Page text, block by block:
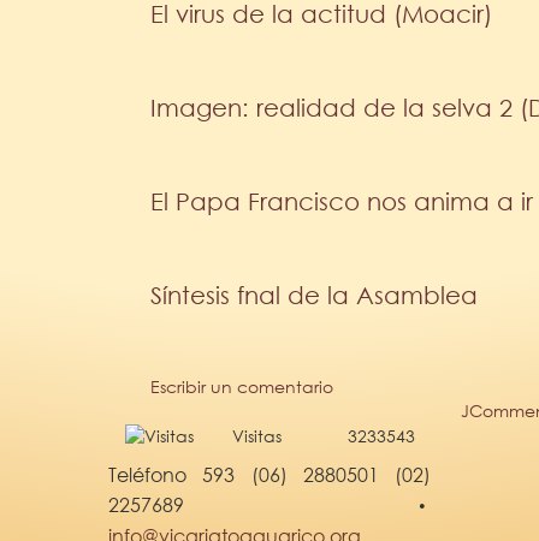
El virus de la actitud (Moacir)
Imagen: realidad de la selva 2
El Papa Francisco nos anima a
Síntesis fnal de la Asamblea
Escribir un comentario
Visitas
3233543
Teléfono 593 (06) 2880501 (02)
2257689 •
info@vicariatoaguarico.org